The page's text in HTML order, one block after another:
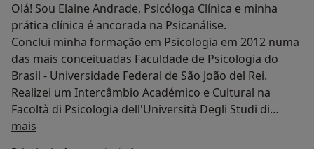
Olá! Sou Elaine Andrade, Psicóloga Clínica e minha
prática clínica é ancorada na Psicanálise.
Conclui minha formação em Psicologia em 2012 numa
das mais conceituadas Faculdade de Psicologia do
Brasil - Universidade Federal de São João del Rei.
Realizei um Intercâmbio Académico e Cultural na
Facoltà di Psicologia dell'Università Degli Studi di
Firenze (Itália). Atualmente estou a concluir o
mais